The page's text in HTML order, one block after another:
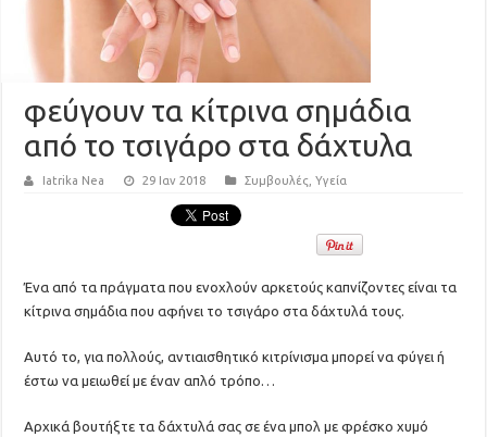
φεύγουν τα κίτρινα σημάδια
από το τσιγάρο στα δάχτυλα
Iatrika Nea 29 Ιαν 2018 Συμβουλές ,Υγεία
Ένα από τα πράγματα που ενοχλούν αρκετούς καπνίζοντες είναι τα
κίτρινα σημάδια που αφήνει το τσιγάρο στα δάχτυλά τους.
Αυτό το, για πολλούς, αντιαισθητικό κιτρίνισμα μπορεί να φύγει ή
έστω να μειωθεί με έναν απλό τρόπο…
Αρχικά βουτήξτε τα δάχτυλά σας σε ένα μπολ με φρέσκο χυμό